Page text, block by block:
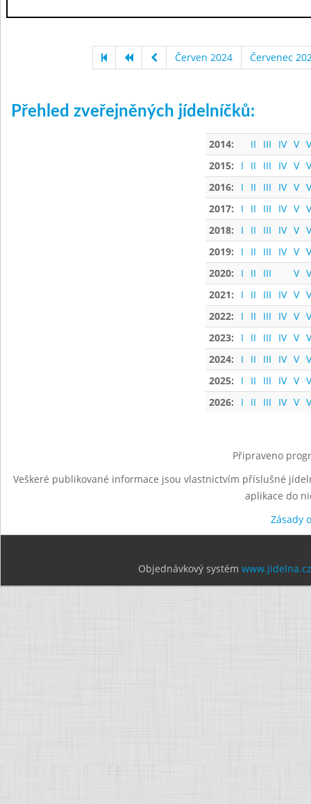
Červen 2024 Červenec
Přehled zveřejněných jídelníčků:
2014: II III IV V
2015:
I II III IV V
2016:
I II III IV V
2017:
I II III IV V
2018:
I II III IV V
2019:
I II III IV V
2020:
I II III V
2021:
I II III IV V
2022:
I II III IV V
2023:
I II III IV V
2024:
I II III IV V
2025:
I II III IV V
2026:
I II III IV V
Připraveno
Veškeré publikované informace jsou vlastnictvím příslušné
aplikace do
Zásady
Objednávkový systém www.jidelna.cz